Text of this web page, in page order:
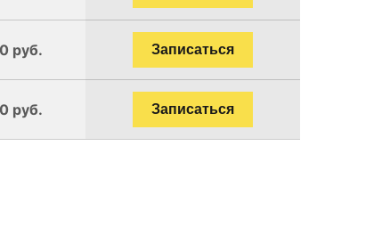
руб. Записаться
руб. Записаться